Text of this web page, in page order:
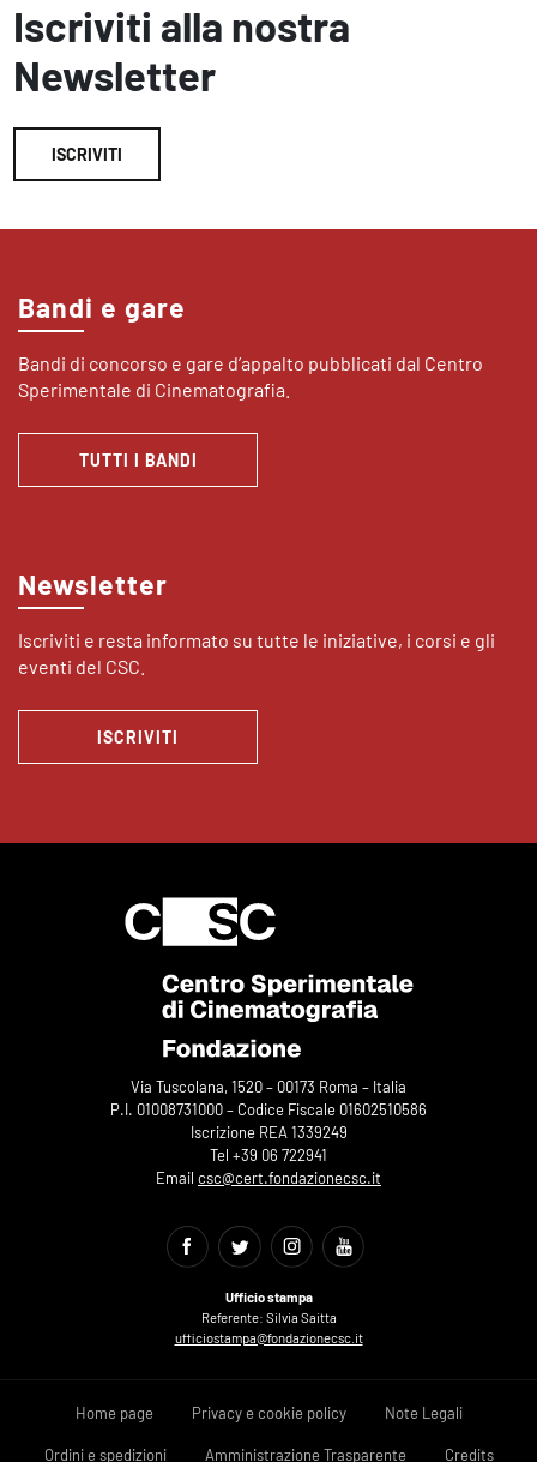
Iscriviti alla nostra
Newsletter
ISCRIVITI
Bandi e gare
Bandi di concorso e gare d’appalto pubblicati dal Centro
Sperimentale di Cinematografia.
TUTTI I BANDI
Newsletter
Iscriviti e resta informato su tutte le iniziative, i corsi e gli
eventi del CSC.
ISCRIVITI
Via Tuscolana, 1520 – 00173 Roma – Italia
P.I. 01008731000 – Codice Fiscale 01602510586
Iscrizione REA 1339249
Tel +39 06 722941
Email csc@cert.fondazionecsc.it
Ufficio stampa
Referente: Silvia Saitta
ufficiostampa@fondazionecsc.it
Home page Privacy e cookie policy Note Legali
Ordini e spedizioni Amministrazione Trasparente Credits